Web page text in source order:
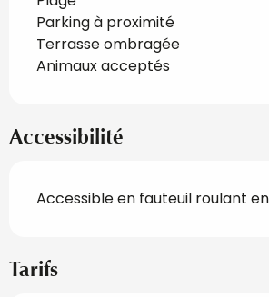
Parking à proximité
Terrasse ombragée
Animaux acceptés
Accessibilité
Accessible en fauteuil roulant
Tarifs